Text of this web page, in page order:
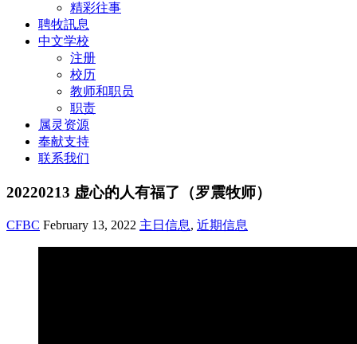
精彩往事
聘牧訊息
中文学校
注册
校历
教师和职员
职责
属灵资源
奉献支持
联系我们
20220213 虚心的人有福了（罗震牧师）
CFBC February 13, 2022 主日信息, 近期信息